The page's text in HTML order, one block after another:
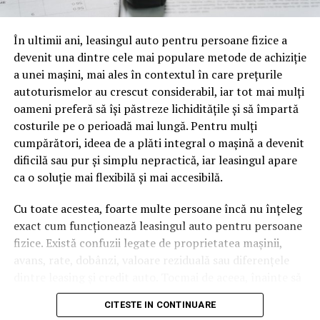
oamenii cu adevărat. Dacă transcrierea ajunge pe o
cuvinte tematice, scrise exact în limbajul în care se
caută.
Apoi vine partea de comportament. O pagină pe care
vizitatorii stau zece, cincisprezece minute ca să
urmărească replay-ul trimite un semnal greu de ignorat.
Google nu îți măsoară direct satisfacția, însă timpul
petrecut, scrollul și revenirile spun ceva despre cât de
util e materialul.
Și mai e ceva ce se uită ușor. Un webinar reușit atrage
linkuri aproape de la sine. Cineva îl menționează într-un
newsletter, altcineva îl citează într-un articol, un
partener îl trimite în comunitatea lui. Fiecare astfel de
tău, iar autoritatea e moneda forte în SEO.
În ultimii ani, leasingul auto pentru persoane fizice a
devenit una dintre cele mai populare metode de achiziție
a unei mașini, mai ales în contextul în care prețurile
autoturismelor au crescut considerabil, iar tot mai mulți
oameni preferă să își păstreze lichiditățile și să împartă
costurile pe o perioadă mai lungă. Pentru mulți
cumpărători, ideea de a plăti integral o mașină a devenit
dificilă sau pur și simplu nepractică, iar leasingul apare
ca o soluție mai flexibilă și mai accesibilă.
Cu toate acestea, foarte multe persoane încă nu înțeleg
exact cum funcționează leasingul auto pentru persoane
fizice. Există confuzii legate de proprietatea mașinii,
avans, rate, dobânzi, valoare reziduală sau diferențele
semnezi orice contract, este important să înțelegi clar
mecanismul acestui tip de finanțare și să știi la ce să fii
CITESTE IN CONTINUARE